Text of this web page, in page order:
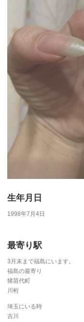
生年月日
1998年7月4日
最寄り駅
3月末まで福島にいます。
福島の最寄り
猪苗代町
川桁
埼玉にいる時
吉川